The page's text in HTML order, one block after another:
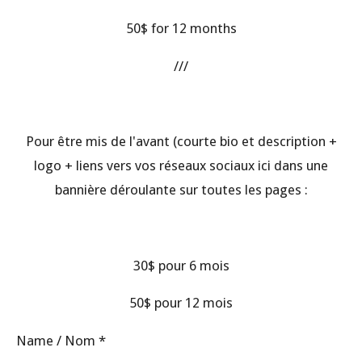
50$ for 12 months
///
Pour être mis de l'avant (courte bio et description +
logo + liens vers vos réseaux sociaux ici dans une
bannière déroulante sur toutes les pages :
30$ pour 6 mois
50$ pour 12 mois
Name / Nom *